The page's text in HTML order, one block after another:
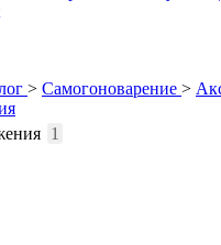
> Самогоноварение >
1